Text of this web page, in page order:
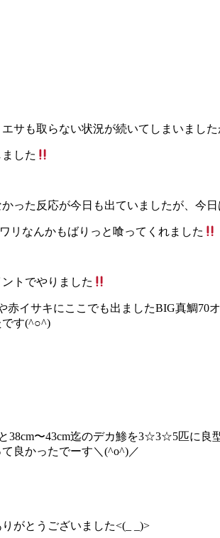
サも取らない状況が続いてしまいまし
した
った反応が今日も出ていましたが、今
リなんかもばりっと喰ってくれました
トでやりました
赤イサキにここでも出ましたBIG真鯛70
です(^○^)
38cm〜43cm迄のデカ鯵を3☆3☆5匹に良
良かったでーす＼(^o^)／
がとうございました<(_ _)>